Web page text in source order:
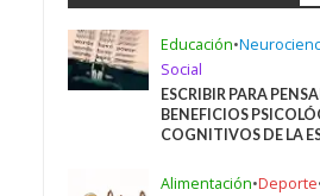
Educación•
Social
ESCRIBIR PARA
BENEFICIOS
COGNITIVOS DE LA
Alimentación•Deporte